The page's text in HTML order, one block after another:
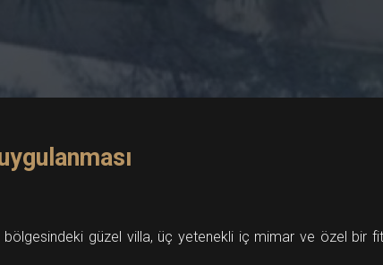
güzel villa, üç yetenekli iç mimar ve özel bir